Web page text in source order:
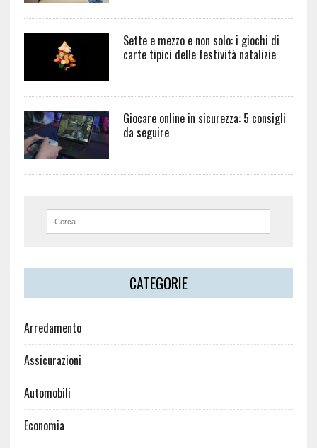
Sette e mezzo e non solo: i giochi di
carte tipici delle festività natalizie
Giocare online in sicurezza: 5 consigli
da seguire
CATEGORIE
Arredamento
Assicurazioni
Automobili
Economia